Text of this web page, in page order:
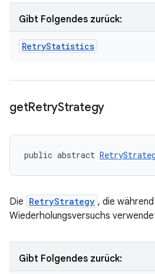
Gibt Folgendes zurück:
RetryStatistics
getRetryStrategy
public abstract
Die RetryStrategy , die
Wiederholungsversuchs
Gibt Folgendes zurück: